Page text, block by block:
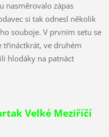
nasměrovalo zápas
si tak odnesl několik
souboje. V prvním setu se
třináctkrát, ve druhém
hlodáky na patnáct
Velké Meziříčí